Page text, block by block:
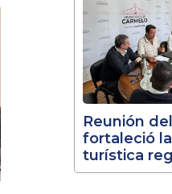
Reunión
fortaleció
turística